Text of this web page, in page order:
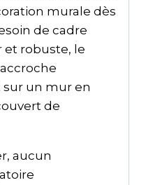
murale dès
de cadre
et robuste, le
un mur en
de
aucun